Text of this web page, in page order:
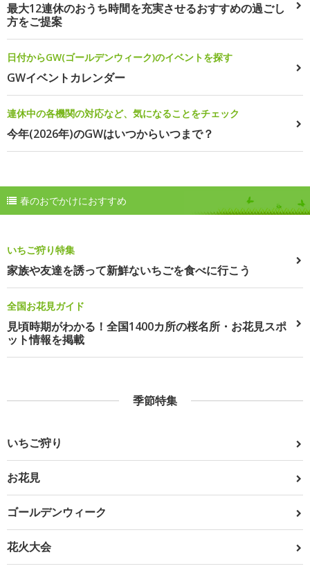
最大12連休のおうち時間を充実させるおすすめの過ごし
方をご提案
日付からGW(ゴールデンウィーク)のイベントを探す
GWイベントカレンダー
連休中の各機関の対応など、気になることをチェック
今年(2026年)のGWはいつからいつまで？
春のおでかけにおすすめ
いちご狩り特集
家族や友達を誘って新鮮ないちごを食べに行こう
全国お花見ガイド
見頃時期がわかる！全国1400カ所の桜名所・お花見スポ
ット情報を掲載
季節特集
いちご狩り
お花見
ゴールデンウィーク
花火大会